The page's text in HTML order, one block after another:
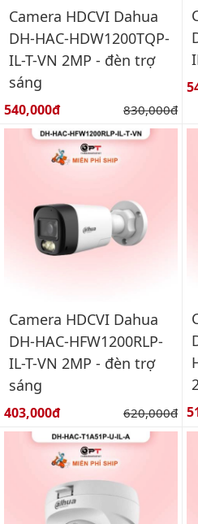
Camera HDCVI Dahua
DH-HAC-HDW1200TQP-
IL-T-VN 2MP - đèn trợ
sáng
Giá bán:
540,000đ Giá gốc:
830,000đ
Camera HDCVI Dahua
DH-HAC-HFW1200RLP-
IL-T-VN 2MP - đèn trợ
sáng
Giá bán:
403,000đ Giá gốc:
620,000đ